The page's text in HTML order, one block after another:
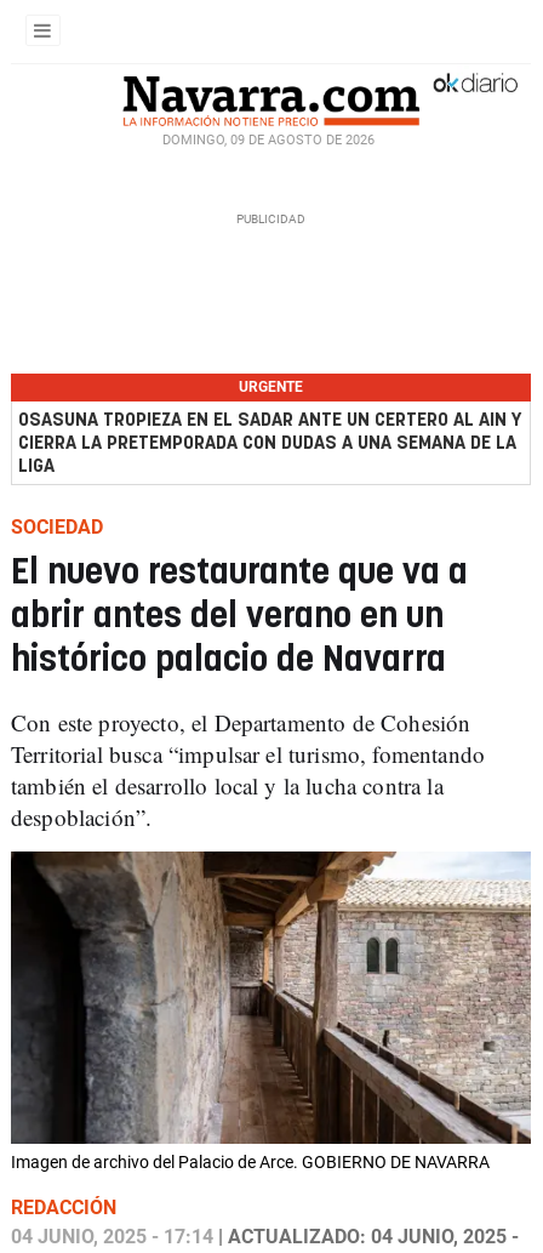
DOMINGO, 09 DE AGOSTO DE 2026
URGENTE
OSASUNA TROPIEZA EN EL SADAR ANTE UN CERTERO AL AIN Y
CIERRA LA PRETEMPORADA CON DUDAS A UNA SEMANA DE LA
LIGA
SOCIEDAD
El nuevo restaurante que va a
abrir antes del verano en un
histórico palacio de Navarra
Con este proyecto, el Departamento de Cohesión
Territorial busca “impulsar el turismo, fomentando
también el desarrollo local y la lucha contra la
despoblación”.
Imagen de archivo del Palacio de Arce. GOBIERNO DE NAVARRA
REDACCIÓN
04 JUNIO, 2025 - 17:14 | ACTUALIZADO: 04 JUNIO, 2025 -